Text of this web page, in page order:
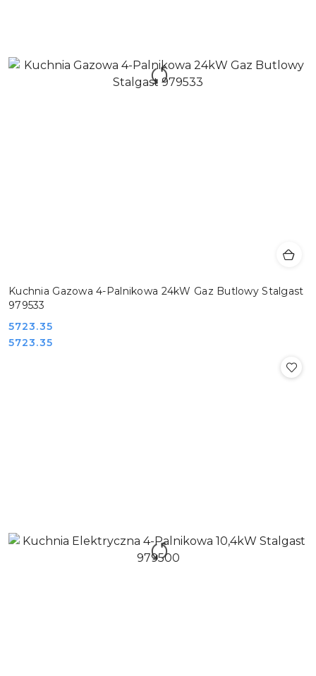
Kuchnia Gazowa 4-Palnikowa 24kW Gaz Butlowy Stalgast
979533
Cena:
5723.35
Cena:
5723.35